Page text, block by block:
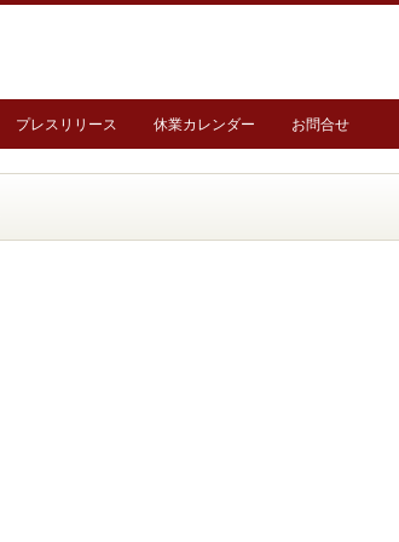
プレスリリース 休業カレンダー お問合せ